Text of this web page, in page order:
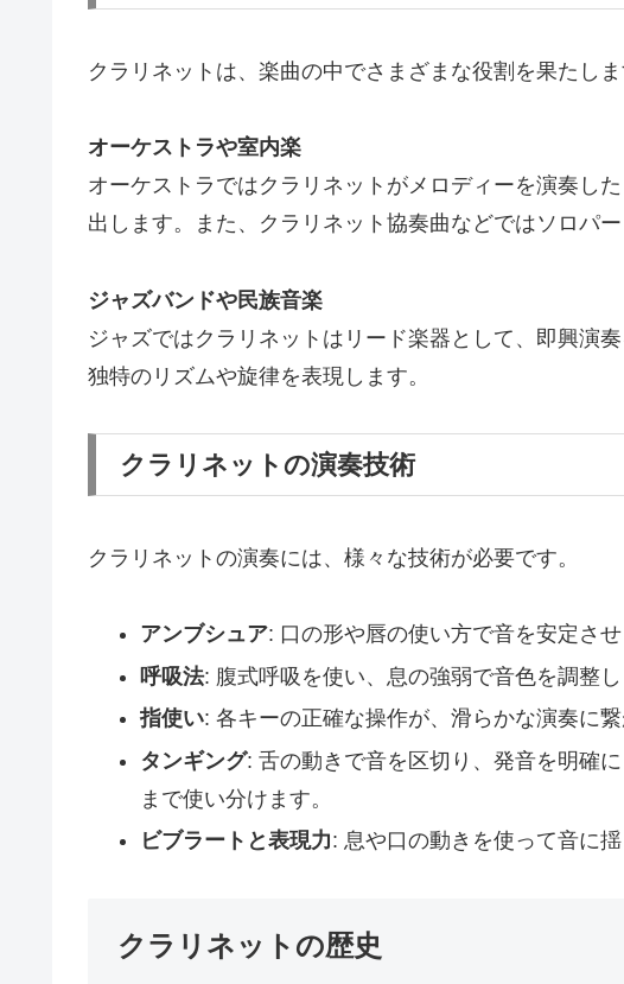
クラリネットは、楽曲の中でさまざまな役割を果たしま
オーケストラや室内楽
オーケストラではクラリネットがメロディーを演奏し
出します。また、クラリネット協奏曲などではソロパー
ジャズバンドや民族音楽
ジャズではクラリネットはリード楽器として、即興演
独特のリズムや旋律を表現します。
クラリネットの演奏技術
クラリネットの演奏には、様々な技術が必要です。
アンブシュア: 口の形や唇の使い方で音を安定させ
呼吸法: 腹式呼吸を使い、息の強弱で音色を調整し
指使い: 各キーの正確な操作が、滑らかな演奏に繋
タンギング: 舌の動きで音を区切り、発音を明確
まで使い分けます。
ビブラートと表現力: 息や口の動きを使って音に
クラリネットの歴史